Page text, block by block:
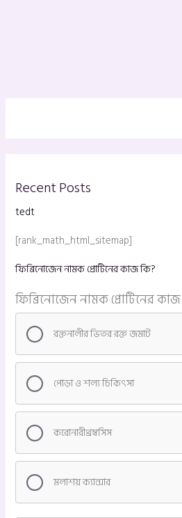
Recent Posts
tedt
[rank_math_html_sitemap]
ফিব্রিনোজেন নামক প্রোটিনের কাজ কি?
ফিব্রিনোজেন নামক প্রোটিনের
রক্তনালীর ভিতর রক্ত জমাট
পোড়া ও শল্য চিকিৎসা
করোনারীথ্রম্বসিস
মলাশয় ক্যান্সার